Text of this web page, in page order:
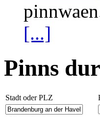
[...]
Pinns
Stadt oder PLZ